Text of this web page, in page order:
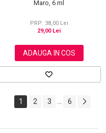
Maro, 6 ml
PRP: 38,00 Lei
29,00 Lei
ADAUGA IN COS
1 2 3 ... 6